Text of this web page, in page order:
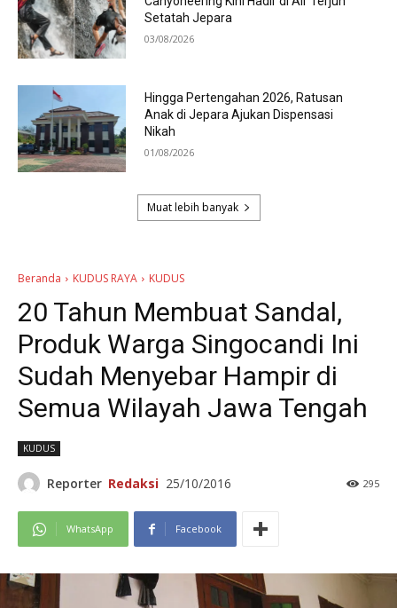
Setatah Jepara
03/08/2026
Hingga Pertengahan 2026, Ratusan
Anak di Jepara Ajukan Dispensasi
Nikah
01/08/2026
Muat lebih banyak